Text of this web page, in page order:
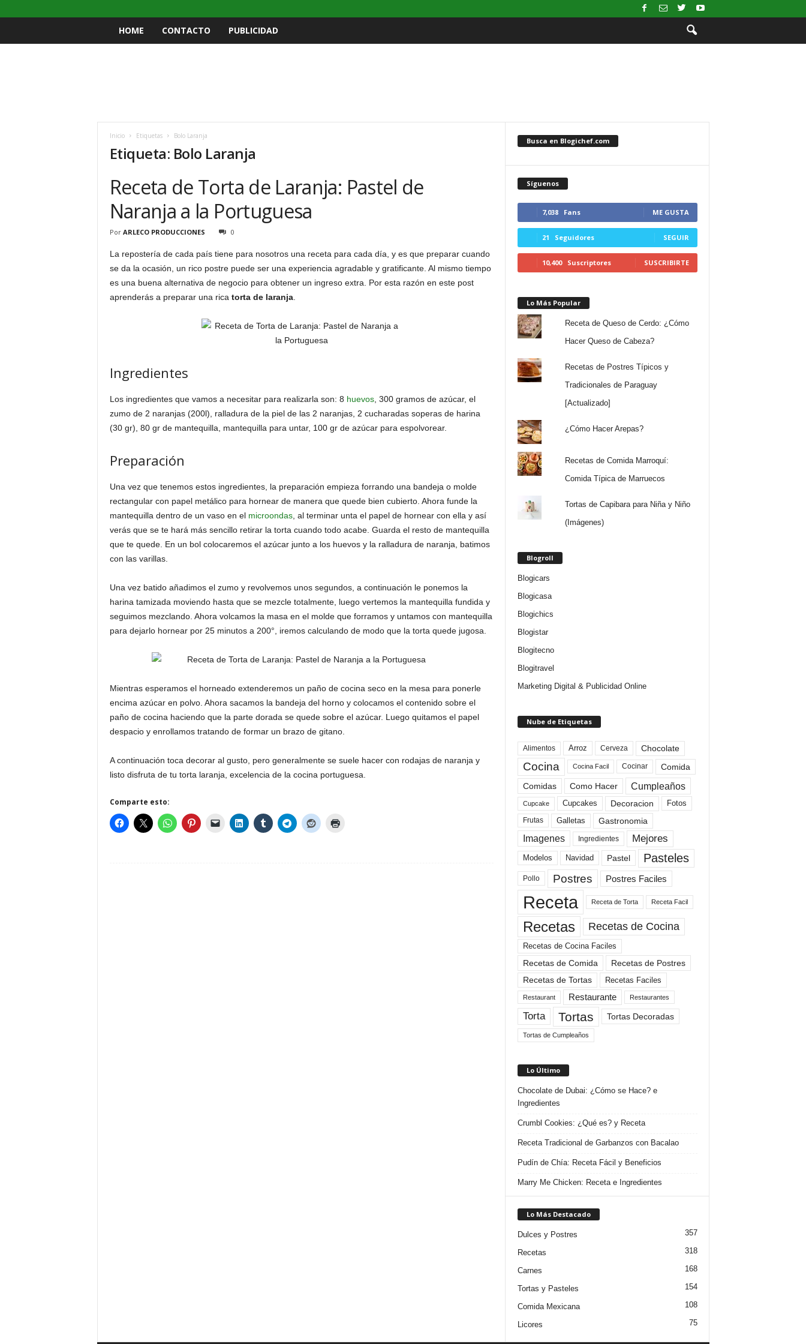
HOME CONTACTO PUBLICIDAD
Inicio Etiquetas Bolo Laranja
Etiqueta: Bolo Laranja
Receta de Torta de Laranja: Pastel de
Naranja a la Portuguesa
Por ARLECO PRODUCCIONES 0
La repostería de cada país tiene para nosotros una receta para cada día, y es que preparar cuando
se da la ocasión, un rico postre puede ser una experiencia agradable y gratificante. Al mismo tiempo
es una buena alternativa de negocio para obtener un ingreso extra. Por esta razón en este post
aprenderás a preparar una rica torta de laranja.
Ingredientes
Los ingredientes que vamos a necesitar para realizarla son: 8 huevos, 300 gramos de azúcar, el
zumo de 2 naranjas (200l), ralladura de la piel de las 2 naranjas, 2 cucharadas soperas de harina
(30 gr), 80 gr de mantequilla, mantequilla para untar, 100 gr de azúcar para espolvorear.
Preparación
Una vez que tenemos estos ingredientes, la preparación empieza forrando una bandeja o molde
rectangular con papel metálico para hornear de manera que quede bien cubierto. Ahora funde la
mantequilla dentro de un vaso en el microondas, al terminar unta el papel de hornear con ella y así
verás que se te hará más sencillo retirar la torta cuando todo acabe. Guarda el resto de mantequilla
que te quede. En un bol colocaremos el azúcar junto a los huevos y la ralladura de naranja, batimos
con las varillas.
Una vez batido añadimos el zumo y revolvemos unos segundos, a continuación le ponemos la
harina tamizada moviendo hasta que se mezcle totalmente, luego vertemos la mantequilla fundida y
seguimos mezclando. Ahora volcamos la masa en el molde que forramos y untamos con mantequilla
para dejarlo hornear por 25 minutos a 200°, iremos calculando de modo que la torta quede jugosa.
Mientras esperamos el horneado extenderemos un paño de cocina seco en la mesa para ponerle
encima azúcar en polvo. Ahora sacamos la bandeja del horno y colocamos el contenido sobre el
paño de cocina haciendo que la parte dorada se quede sobre el azúcar. Luego quitamos el papel
despacio y enrollamos tratando de formar un brazo de gitano.
A continuación toca decorar al gusto, pero generalmente se suele hacer con rodajas de naranja y
listo disfruta de tu torta laranja, excelencia de la cocina portuguesa.
Comparte esto:
Busca en Blogichef.com
Síguenos
7,038 Fans ME GUSTA
21 Seguidores SEGUIR
10,400 Suscriptores SUSCRIBIRTE
Lo Más Popular
Receta de Queso de Cerdo: ¿Cómo
Hacer Queso de Cabeza?
Recetas de Postres Típicos y
Tradicionales de Paraguay
[Actualizado]
¿Cómo Hacer Arepas?
Recetas de Comida Marroquí:
Comida Típica de Marruecos
Tortas de Capibara para Niña y Niño
(Imágenes)
Blogroll
Blogicars
Blogicasa
Blogichics
Blogistar
Blogitecno
Blogitravel
Marketing Digital & Publicidad Online
Nube de Etiquetas
Alimentos Arroz Cerveza Chocolate
Cocina Cocina Facil Cocinar
Comida
Comidas
Como Hacer Cumpleaños
Cupcake Cupcakes Decoracion Fotos
Frutas Galletas Gastronomia
Imagenes Ingredientes Mejores
Modelos Navidad Pastel Pasteles
Pollo Postres Postres Faciles
Receta Receta de Torta Receta Facil
Recetas Recetas de Cocina
Recetas de Cocina Faciles
Recetas de Comida
Recetas de Postres
Recetas de Tortas
Recetas Faciles
Restaurant Restaurante Restaurantes
Torta Tortas Tortas Decoradas
Tortas de Cumpleaños
Lo Último
Chocolate de Dubai: ¿Cómo se Hace? e
Ingredientes
Crumbl Cookies: ¿Qué es? y Receta
Receta Tradicional de Garbanzos con Bacalao
Pudín de Chía: Receta Fácil y Beneficios
Marry Me Chicken: Receta e Ingredientes
Lo Más Destacado
Dulces y Postres 357
Recetas 318
Carnes 168
Tortas y Pasteles 154
Comida Mexicana 108
Licores 75